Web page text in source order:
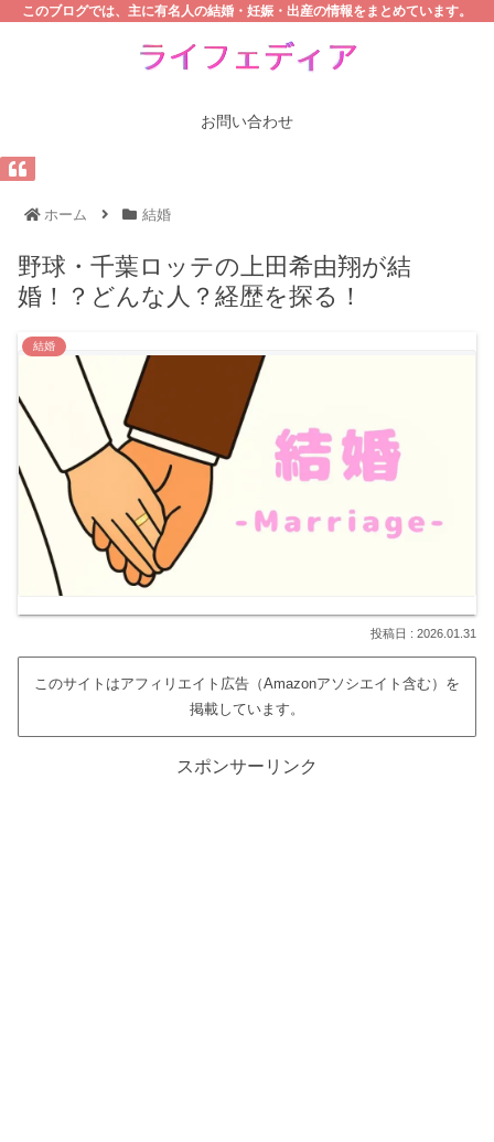
このブログでは、主に有名人の結婚・妊娠・出産の情報をまとめています。
お問い合わせ
ホーム 結婚
野球・千葉ロッテの上田希由翔が結
婚！？どんな人？経歴を探る！
結婚
2026.01.31
このサイトはアフィリエイト広告（Amazonアソシエイト含む）を
掲載しています。
スポンサーリンク